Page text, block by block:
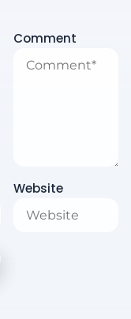
Comment
Website